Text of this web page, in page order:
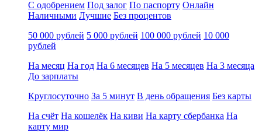
С одобрением Под залог По паспорту Онлайн
Наличными Лучшие Без процентов
50 000 рублей 5 000 рублей 100 000 рублей 10 000
рублей
На месяц На год На 6 месяцев На 5 месяцев На 3 месяца
До зарплаты
Круглосуточно За 5 минут В день обращения Без карты
На счёт На кошелёк На киви На карту сбербанка На
карту мир